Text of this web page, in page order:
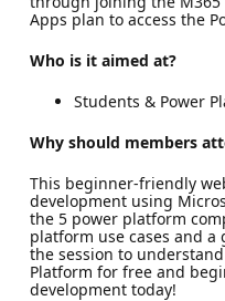
Apps plan to access the
Who is it aimed at?
Students & Power
Why should members
This beginner-friendly
development using
the 5 power platform
platform use cases and a
the session to
Platform for free and
development today!